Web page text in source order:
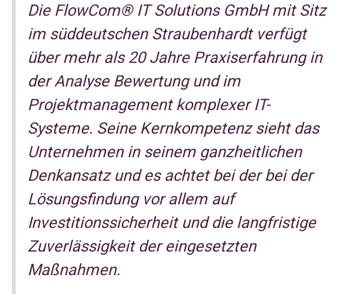
Die FlowCom® IT Solutions GmbH mit Sitz
im süddeutschen Straubenhardt verfügt
über mehr als 20 Jahre Praxiserfahrung in
der Analyse Bewertung und im
Projektmanagement komplexer IT-
Systeme. Seine Kernkompetenz sieht das
Unternehmen in seinem ganzheitlichen
Denkansatz und es achtet bei der bei der
Lösungsfindung vor allem auf
Investitionssicherheit und die langfristige
Zuverlässigkeit der eingesetzten
Maßnahmen.